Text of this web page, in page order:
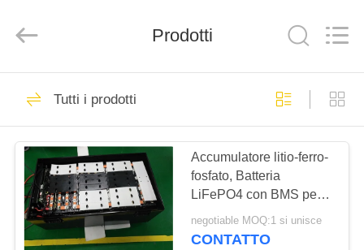
CASA
PRODOTTI
MOSTRA
VR
New
Energy
All
Reserved.
Batteria agli ioni di
litio per moto
elettrica
Prodotti
Tutti i prodotti
Accumulatore litio-ferro-
fosfato, Batteria
LiFePO4 con BMS per
moto elettrica
negotiable MOQ:1 si unisce
CONTATTO